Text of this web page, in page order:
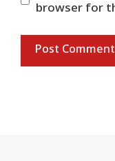
browser for